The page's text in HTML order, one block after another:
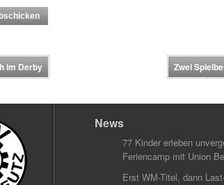
im Derby Zwei
News
77 Kinder erleben
Feriencamp mit Union
Erst WM-Titel, dann